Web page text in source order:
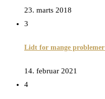
23. marts 2018
3
Lidt for mange
14. februar 2021
4